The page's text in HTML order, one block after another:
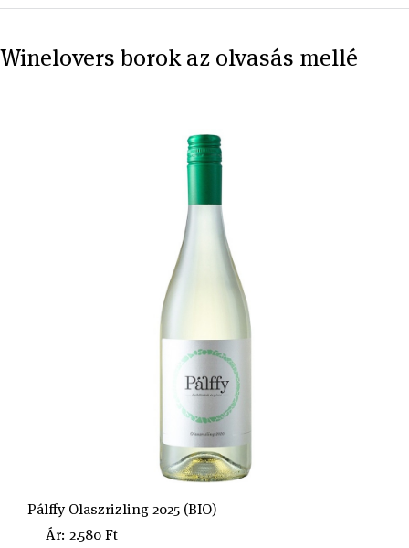
Winelovers borok az olvasás mellé
Pálffy Olaszrizling 2025 (BIO)
Ár: 2.580 Ft